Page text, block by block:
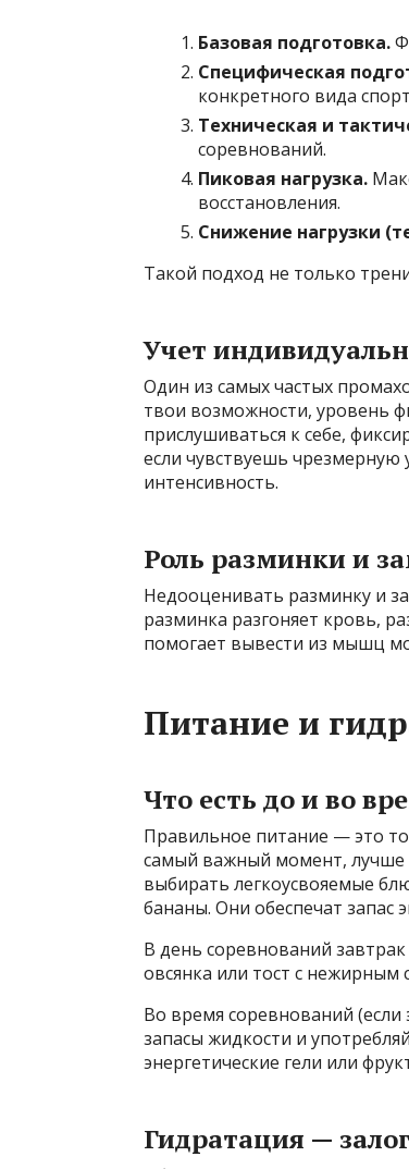
Базовая подготовка.
Специфическая
конкретного вида
Техническая и
соревнований.
Пиковая нагрузка.
восстановления.
Снижение нагрузки
Такой подход не только
Учет
Один из самых частых
твои возможности, уровень
прислушиваться к себе,
если чувствуешь чрезмерную
интенсивность.
Роль разминки и
Недооценивать разминку и
разминка разгоняет кровь,
помогает вывести из мышц
Питание и
Что есть до и во
Правильное питание — это
самый важный момент, лучше
выбирать легкоусвояемые
бананы. Они обеспечат запас
В день соревнований
овсянка или тост с нежирным
Во время соревнований
запасы жидкости и
энергетические гели или
Гидратация —